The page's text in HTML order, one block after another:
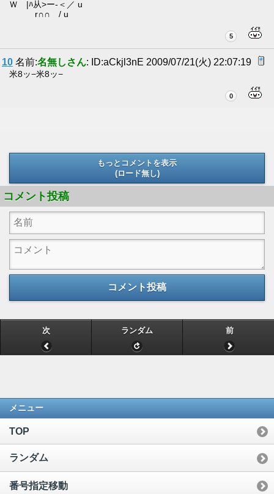
Ｗ |ﾊ从>ー-＜／ u
r∩∩ / u
5
10 名前:名無しさん: ID:aCkjl3nE 2009/07/21(火) 22:07:19
米8ッ−米8ッ−
0
もっとコメントを表示
(ロード無し)
コメント投稿
コメント投稿
次 ランダム 前
メニュー
TOP
ランダム
番号指定移動